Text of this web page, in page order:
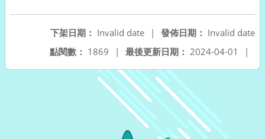
發佈日期： Invalid date
下架日期： Invalid date
|
最後更新日期： 2024-04-01 |
點閱數： 1869 |